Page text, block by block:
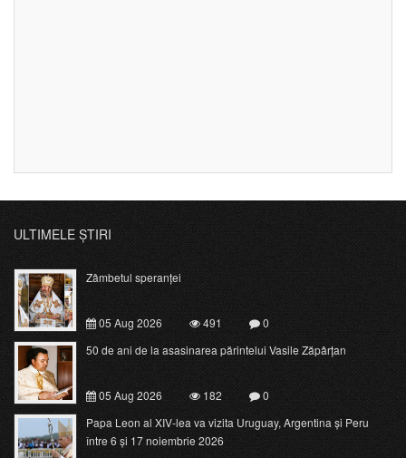
ULTIMELE ȘTIRI
Zâmbetul speranței
05 Aug 2026 491
0
50 de ani de la asasinarea părintelui Vasile Zăpârțan
05 Aug 2026 182
0
Papa Leon al XIV-lea va vizita Uruguay, Argentina și Peru
între 6 și 17 noiembrie 2026